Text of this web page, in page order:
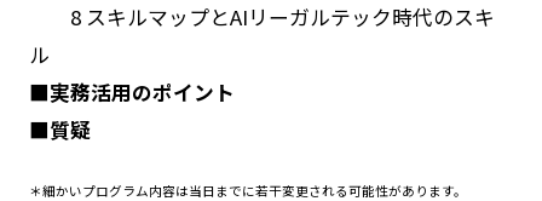
8 スキルマップとAIリーガルテック時代のスキ
ル
■実務活用のポイント
■質疑
＊細かいプログラム内容は当日までに若干変更される可能性があります。